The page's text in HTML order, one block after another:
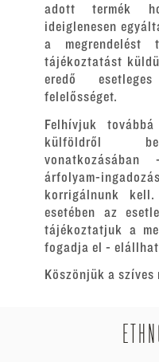
adott termék
ideiglenesen
a megrendelést
tájékoztatást
eredő
felelősséget.
Felhívjuk
külföldről
vonatkozásában
árfolyam-
korrigálnunk
esetében az
tájékoztatjuk a
fogadja el -
Köszönjük a szíves